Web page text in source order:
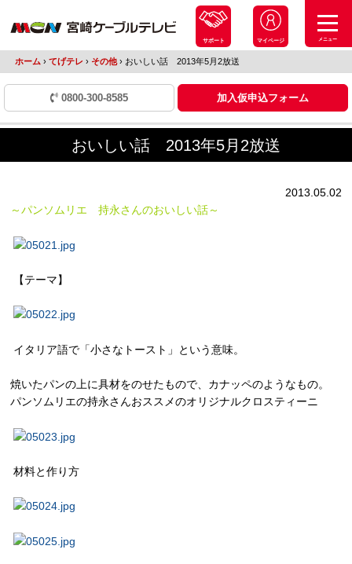
サポート マイページ メニュー
ホーム › てげテレ › その他 ›おいしい話 2013年5月2放送
0800-300-8585 加入仮申込フォーム
おいしい話 2013年5月2放送
2013.05.02
～パンソムリエ 持永さんのおいしい話～
【テーマ】
イタリア語で「小さなトースト」という意味。
焼いたパンの上に具材をのせたもので、カナッペのようなもの。
パンソムリエの持永さんおススメのオリジナルクロスティーニ
材料と作り方